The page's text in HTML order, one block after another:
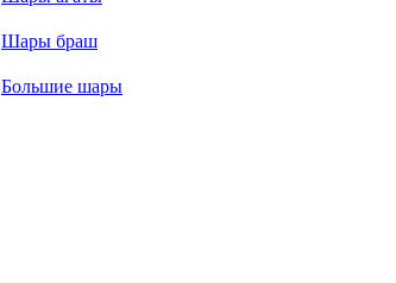
Шары браш
Большие шары